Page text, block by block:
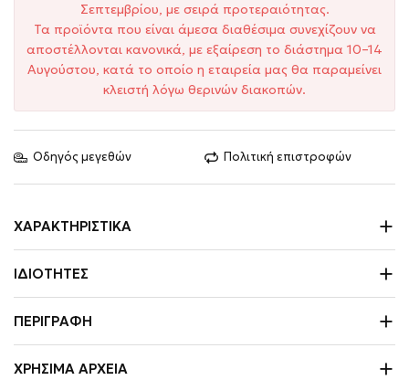
Σεπτεμβρίου, με σειρά προτεραιότητας.
Τα προϊόντα που είναι άμεσα διαθέσιμα συνεχίζουν να
αποστέλλονται κανονικά, με εξαίρεση το διάστημα 10–14
Αυγούστου, κατά το οποίο η εταιρεία μας θα παραμείνει
κλειστή λόγω θερινών διακοπών.
Οδηγός μεγεθών Πολιτική επιστροφών
ΧΑΡΑΚΤΗΡΙΣΤΙΚΆ
ΙΔΙΌΤΗΤΕΣ
ΠΕΡΙΓΡΑΦΉ
ΧΡΉΣΙΜΑ ΑΡΧΕΊΑ